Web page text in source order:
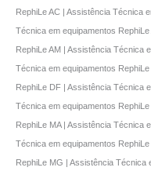
RephiLe AC | Assistência Técnica
Técnica em equipamentos
RephiLe AM | Assistência Técnica
Técnica em equipamentos
RephiLe DF | Assistência Técnica
Técnica em equipamentos
RephiLe MA | Assistência Técnica
Técnica em equipamentos
RephiLe MG | Assistência Técnica